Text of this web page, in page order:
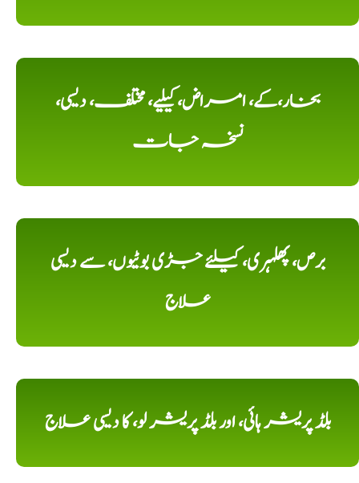
بخار،کے، امراض، کیلیے، مختلف، دیسی،
نسخہ جات
برص، پھلہری، کیلئے جڑی بوٹیوں، سے دیسی
علاج
بلڈ پریشر ہائی، اور بلڈ پریشر لو، کا دیسی علاج